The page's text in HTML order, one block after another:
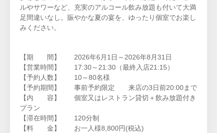
ルやサワーなど、充実のアルコール飲み放題も付いて大満
足間違いなし。賑やかな夏の宴を、ゆったり個室でお楽し
みください。
【期 間】 2026年6月1日～2026年8月31日
【営業時間】 17:30～21:30（最終入店21:15）
【予約人数】 10～80名様
【予約期間】 事前予約限定 来店の3日前20:00まで
【内 容】 個室又はレストラン貸切＋飲み放題付き
プラン
【滞在時間】 120分制
【料 金】 お一人様8,800円(税込)